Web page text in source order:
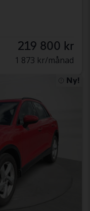
219 800 kr
1 873 kr/månad
Ny!